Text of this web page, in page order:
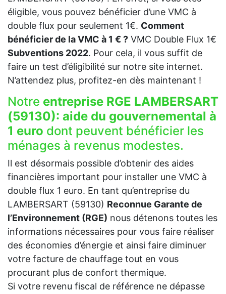
éligible, vous pouvez bénéficier d’une VMC à
double flux pour seulement 1€. Comment
bénéficier de la VMC à 1 € ? VMC Double Flux 1€
Subventions 2022. Pour cela, il vous suffit de
faire un test d’éligibilité sur notre site internet.
N’attendez plus, profitez-en dès maintenant !
Notre entreprise RGE LAMBERSART
(59130): aide du gouvernemental à
1 euro dont peuvent bénéficier les
ménages à revenus modestes.
Il est désormais possible d’obtenir des aides
financières important pour installer une VMC à
double flux 1 euro. En tant qu’entreprise du
LAMBERSART (59130) Reconnue Garante de
l’Environnement (RGE) nous détenons toutes les
informations nécessaires pour vous faire réaliser
des économies d’énergie et ainsi faire diminuer
votre facture de chauffage tout en vous
procurant plus de confort thermique.
Si votre revenu fiscal de référence ne dépasse